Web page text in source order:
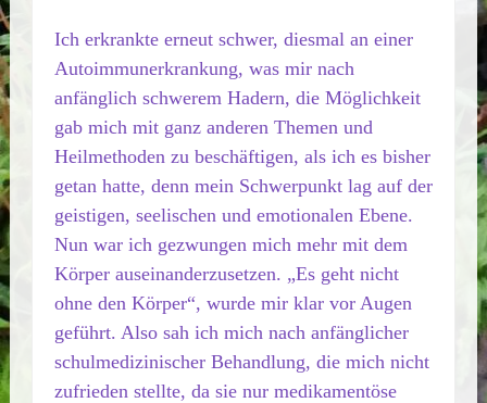
Ich erkrankte erneut schwer, diesmal an einer
Autoimmunerkrankung, was mir nach
anfänglich schwerem Hadern, die Möglichkeit
gab mich mit ganz anderen Themen und
Heilmethoden zu beschäftigen, als ich es bisher
getan hatte, denn mein Schwerpunkt lag auf der
geistigen, seelischen und emotionalen Ebene.
Nun war ich gezwungen mich mehr mit dem
Körper auseinanderzusetzen. „Es geht nicht
ohne den Körper“, wurde mir klar vor Augen
geführt. Also sah ich mich nach anfänglicher
schulmedizinischer Behandlung, die mich nicht
zufrieden stellte, da sie nur medikamentöse